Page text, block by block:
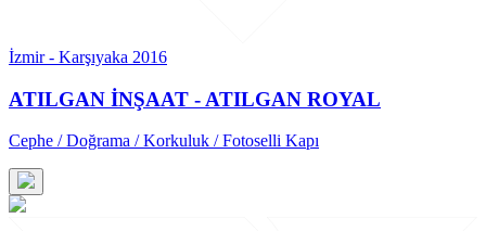
İzmir - Karşıyaka 2016
ATILGAN İNŞAAT - ATILGAN ROYAL
Cephe / Doğrama / Korkuluk / Fotoselli Kapı